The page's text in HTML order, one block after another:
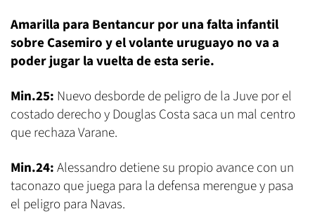
Amarilla para Bentancur por una falta infantil
sobre Casemiro y el volante uruguayo no va a
poder jugar la vuelta de esta serie.
Min.25: Nuevo desborde de peligro de la Juve por el
costado derecho y Douglas Costa saca un mal centro
que rechaza Varane.
Min.24:Alessandro detiene su propio avance con un
taconazo que juega para la defensa merengue y pasa
el peligro para Navas.